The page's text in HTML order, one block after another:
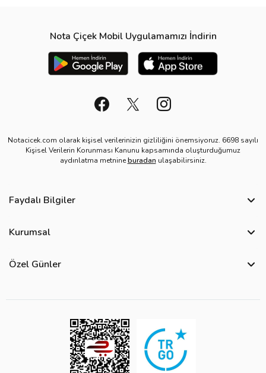
Nota Çiçek Mobil Uygulamamızı İndirin
Notacicek.com olarak kişisel verilerinizin gizliliğini önemsiyoruz. 6698 sayılı
Kişisel Verilerin Korunması Kanunu kapsamında oluşturduğumuz
aydınlatma metnineburadan ulaşabilirsiniz.
Faydalı Bilgiler
Site Haritası
Görsel Kontrol Süreci
Ürün Sıralama Kriterleri
Kurumsal
Üyelik Sözleşmesi
Mesafeli Satış Sözleşmesi
Özel Günler
Kadınlar Günü Çiçekleri
Sevgililer Günü Çiçekleri
Anneler Günü Çiçekleri